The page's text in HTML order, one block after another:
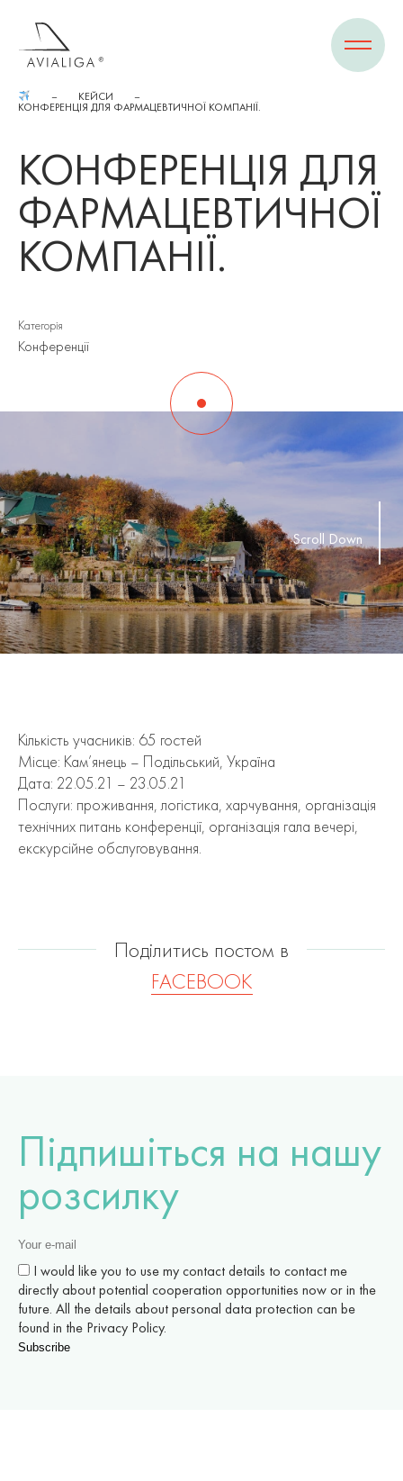
КЕЙСИ
КОНФЕРЕНЦІЯ ДЛЯ ФАРМАЦЕВТИЧНОЇ КОМПАНІЇ.
КОНФЕРЕНЦІЯ ДЛЯ
ФАРМАЦЕВТИЧНОЇ
КОМПАНІЇ.
Категорія
Конференції
Scroll Down
Кількість учасників: 65 гостей
Місце: Кам’янець – Подільський, Україна
Дата: 22.05.21 – 23.05.21
Послуги: проживання, логістика, харчування, організація
технічних питань конференції, організація гала вечері,
екскурсійне обслуговування.
Поділитись постом в
FACEBOOK
Підпишіться на нашу
розсилку
I would like you to use my contact details to contact me
directly about potential cooperation opportunities now or in the
future. All the details about personal data protection can be
found in the Privacy Policy.